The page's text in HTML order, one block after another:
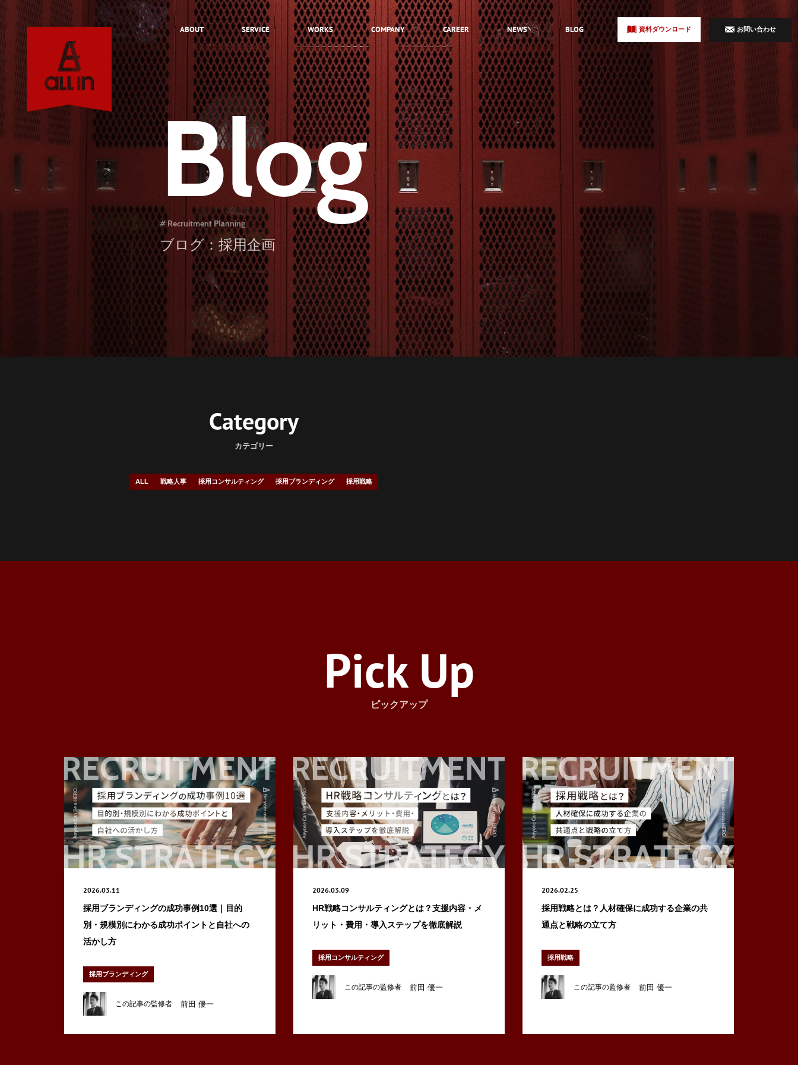
About
Service
Company
ABOUT SERVICE WORKS COMPANY CAREER
INTRODUCTION
HEROES
STORY
CULTURE
ENTRY
NEWS BLOG 資料ダウンロード お問い合わせ
Blog
# Recruitment Planning
ブログ：採用企画
Category
カテゴリー
ALL 戦略人事 採用コンサルティング 採用ブランディング 採用戦略
Pick Up
ピックアップ
2026.03.11
採用ブランディングの成功事例10選｜目的
別・規模別にわかる成功ポイントと自社への
活かし方
採用ブランディング
この記事の監修者 前田 優一
2026.03.09
HR戦略コンサルティングとは？支援内容・メ
リット・費用・導入ステップを徹底解説
採用コンサルティング
この記事の監修者 前田 優一
2026.02.25
採用戦略とは？人材確保に成功する企業の共
通点と戦略の立て方
採用戦略
この記事の監修者 前田 優一